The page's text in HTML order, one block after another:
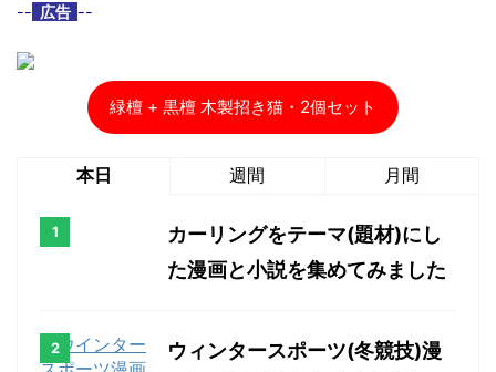
-- 広告 --
緑檀 + 黒檀 木製招き猫・2個セット
本日 週間 月間
カーリングをテーマ(題材)にし
た漫画と小説を集めてみました
ウィンタースポーツ(冬競技)漫